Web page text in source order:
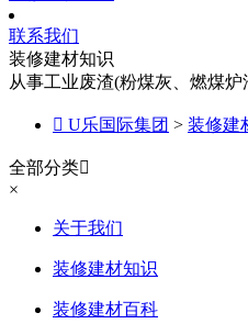
联系我们
装修建材知识
从事工业废渣(粉煤灰、燃煤
 U乐国际集团 > 装修建
全部分类
×
关于我们
装修建材知识
装修建材百科